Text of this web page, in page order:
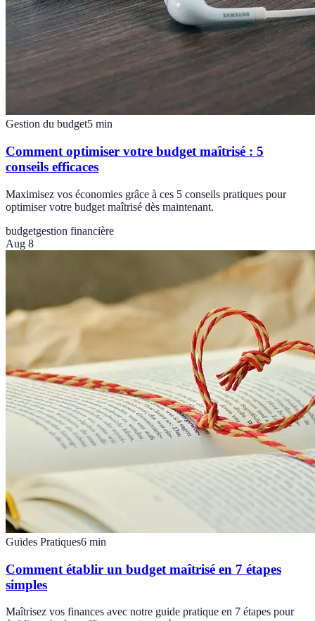
Gestion du budget5 min
Comment optimiser votre budget maîtrisé : 5
conseils efficaces
Maximisez vos économies grâce à ces 5 conseils pratiques pour
optimiser votre budget maîtrisé dès maintenant.
budgetgestion financière
Aug 8
Guides Pratiques6 min
Comment établir un budget maîtrisé en 7 étapes
simples
Maîtrisez vos finances avec notre guide pratique en 7 étapes pour